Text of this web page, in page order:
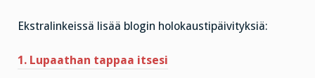
Ekstralinkeissä lisää blogin holokaustipäivityksiä:
1. Lupaathan tappaa itsesi